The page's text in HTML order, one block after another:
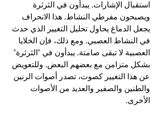
استقبال الإشارات. يبدأون في الثرثرة
ويصبحون مفرطي النشاط. هذا الانحراف
يجعل الدماغ يحاول تحليل التغيير الذي حدث
في النشاط العصبي. ومع ذلك، فإن الخلايا
العصبية لا تبقى صامتة. يبدأون في "الثرثرة"
بشكل متزامن مع بعضهم البعض. وللتعويض
عن هذا التغيير كصوت، تصدر أصوات الرنين
والطنين والصفير والعديد من الأصوات
الأخرى.